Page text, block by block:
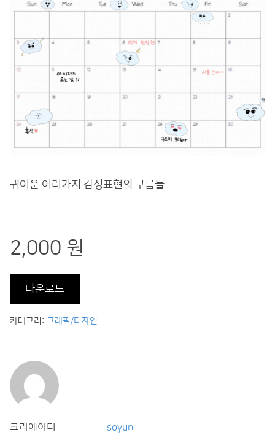
귀여운 여러가지 감정표현의 구름들
2,000 원
다운로드
카테고리: 그래픽/디자인
크리에이터: soyun